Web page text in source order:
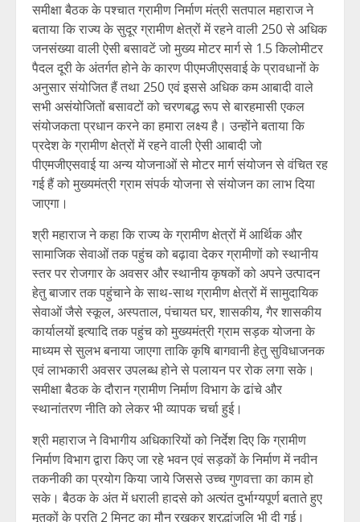
समीक्षा बैठक के पश्चात ग्रामीण निर्माण मंत्री सतपाल महाराज ने
बताया कि राज्य के सुदूर ग्रामीण क्षेत्रों में रहने वाली 250 से अधिक
जनसंख्या वाली ऐसी बसावटें जो मुख्य मोटर मार्ग से 1.5 किलोमीटर
पैदल दूरी के अंतर्गत होने के कारण पीएमजीएसवाई के प्रावधानों के
अनुसार संयोजित हैं तथा 250 एवं इससे अधिक कम आबादी वाले
सभी असंयोजितों बसावटों को चरणबद्ध रूप से बारहमासी एकल
संयोजकता प्रधान करने का हमारा लक्ष्य है। उन्होंने बताया कि
प्रदेश के ग्रामीण क्षेत्रों में रहने वाली ऐसी आबादी जो
पीएमजीएसवाई या अन्य योजनाओं से मोटर मार्ग संयोजन से वंचित रह
गई हैं को मुख्यमंत्री ग्राम संपर्क योजना से संयोजन का लाभ दिया
जाएगा।
श्री महाराज ने कहा कि राज्य के ग्रामीण क्षेत्रों में आर्थिक और
सामाजिक सेवाओं तक पहुंच को बढ़ावा देकर ग्रामीणों को स्थानीय
स्तर पर रोजगार के अवसर और स्थानीय कृषकों को अपने उत्पादन
हेतु बाजार तक पहुंचाने के साथ-साथ ग्रामीण क्षेत्रों में सामुदायिक
सेवाओं जैसे स्कूल, अस्पताल, पंचायत घर, शासकीय, गैर शासकीय
कार्यालयों इत्यादि तक पहुंच को मुख्यमंत्री ग्राम सड़क योजना के
माध्यम से सुलभ बनाया जाएगा ताकि कृषि बागवानी हेतु सुविधाजनक
एवं लाभकारी अवसर उपलब्ध होने से पलायन पर रोक लगा सके।
समीक्षा बैठक के दौरान ग्रामीण निर्माण विभाग के ढांचे और
स्थानांतरण नीति को लेकर भी व्यापक चर्चा हुई।
श्री महाराज ने विभागीय अधिकारियों को निर्देश दिए कि ग्रामीण
निर्माण विभाग द्वारा किए जा रहे भवन एवं सड़कों के निर्माण में नवीन
तकनीकी का प्रयोग किया जाये जिससे उच्च गुणवत्ता का काम हो
सके। बैठक के अंत में धराली हादसे को अत्यंत दुर्भाग्यपूर्ण बताते हुए
मृतकों के प्रति 2 मिनट का मौन रखकर श्रद्धांजलि भी दी गई।